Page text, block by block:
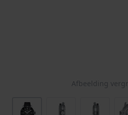
Afbeelding